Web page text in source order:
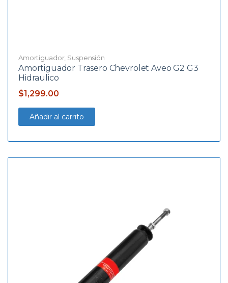
Amortiguador, Suspensión
Amortiguador Trasero Chevrolet Aveo G2 G3
Hidraulico
$1,299.00
Añadir al carrito